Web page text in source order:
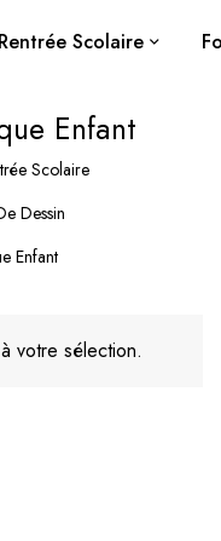
Rentrée Scolaire
Enfant
Scolaire
Dessin
Enfant
votre sélection.